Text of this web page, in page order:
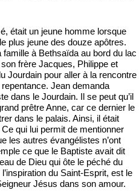
était un jeune homme lorsque
plus jeune des douze apôtres.
à Bethsaïda au bord du lac
frère Jacques, Philippe et
Jourdain pour aller à la rencontre
Jean demanda
dans le Jourdain. Il se peut qu’il
prêtre Anne, car ce dernier le
dans le palais. Ainsi, il était
qui lui permit de mentionner
les autres évangélistes n’ont
ce que le Baptiste avait dit
de Dieu qui ôte le péché du
du Saint-Esprit, est le
Jésus dans son amour.